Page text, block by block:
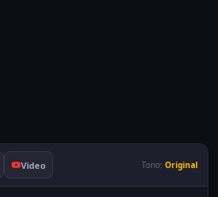
Video Tono: Original